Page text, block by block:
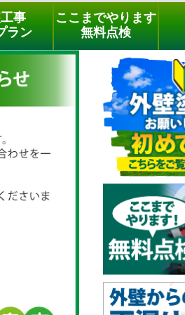
電話でのご相談 [9時～18時まで受付中]
phone03-3779-1505
事
ラン
ここまでやります
無料点検